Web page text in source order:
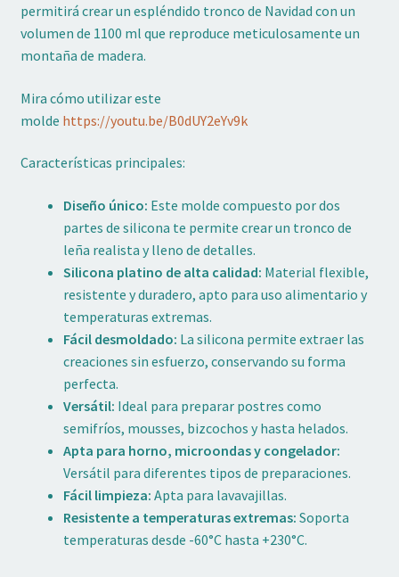
permitirá crear un espléndido tronco de Navidad con un
volumen de 1100 ml que reproduce meticulosamente un
montaña de madera.
Mira cómo utilizar este
molde https://youtu.be/B0dUY2eYv9k
Características principales:
Diseño único: Este molde compuesto por dos
partes de silicona te permite crear un tronco de
leña realista y lleno de detalles.
Silicona platino de alta calidad: Material flexible,
resistente y duradero, apto para uso alimentario y
temperaturas extremas.
Fácil desmoldado: La silicona permite extraer las
creaciones sin esfuerzo, conservando su forma
perfecta.
Versátil: Ideal para preparar postres como
semifríos, mousses, bizcochos y hasta helados.
Apta para horno, microondas y congelador:
Versátil para diferentes tipos de preparaciones.
Fácil limpieza: Apta para lavavajillas.
Resistente a temperaturas extremas: Soporta
temperaturas desde -60°C hasta +230°C.